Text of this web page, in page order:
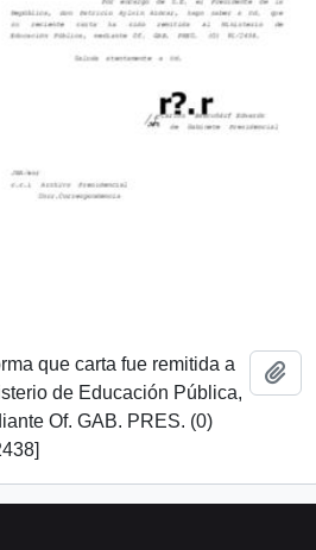
que carta fue remitida a
de Educación Pública,
Of. GAB. PRES. (0)